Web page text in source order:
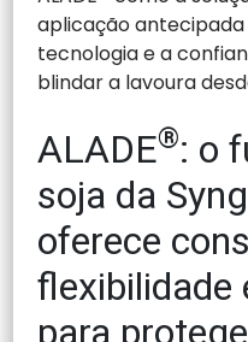
aplicação
tecnologia e a
blindar a lavoura
ALADE®: o
soja da
oferece
flexibilidade
para